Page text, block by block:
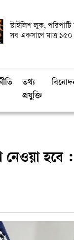
স্টাইলিশ লুক, পরিপাটি
সব একসাথে মাত্র ১৫০
তথ্য
প্রযুক্তি
নেওয়া